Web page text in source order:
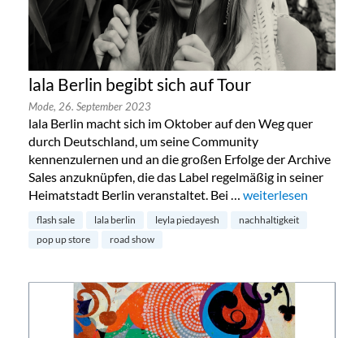
lala Berlin begibt sich auf Tour
Mode, 26. September 2023
lala Berlin macht sich im Oktober auf den Weg quer
durch Deutschland, um seine Community
kennenzulernen und an die großen Erfolge der Archive
Sales anzuknüpfen, die das Label regelmäßig in seiner
Heimatstadt Berlin veranstaltet. Bei … „lala Berlin begibt
weiterlesen
flash sale lala berlin leyla piedayesh
nachhaltigkeit
pop up store
road show